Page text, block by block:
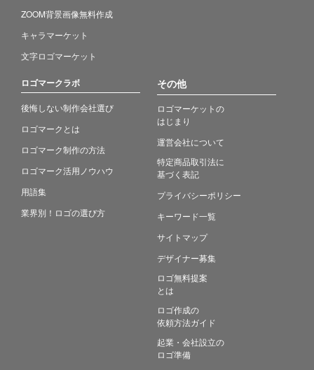
ZOOM背景画像無料作成
キャラマーケット
文字ロゴマーケット
ロゴマークラボ
後悔しない制作会社選び
ロゴマークとは
ロゴマーク制作の方法
ロゴマーク活用ノウハウ
用語集
業界別！ロゴの選び方
その他
ロゴマーケットの
はじまり
運営会社について
特定商品取引法に
基づく表記
プライバシーポリシー
キーワード一覧
サイトマップ
デザイナー募集
ロゴ無料提案
とは
ロゴ作成の
依頼方法ガイド
起業・会社設立の
ロゴ準備